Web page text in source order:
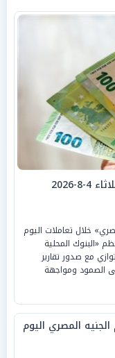
2026
خلال تعاملات اليوم
وذلك في معظم «البنوك المحلية
مع صدور تقارير
الصمود ومواجهة
المصري اليوم